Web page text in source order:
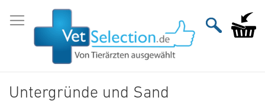
Inhalt
springen
Mein
Untergründe und Sand